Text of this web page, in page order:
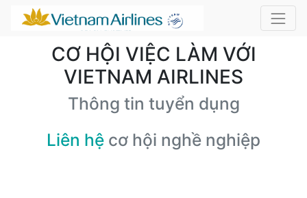
CƠ HỘI VIỆC LÀM VỚI
VIETNAM AIRLINES
Thông tin tuyển dụng
Liên hệ cơ hội nghề nghiệp